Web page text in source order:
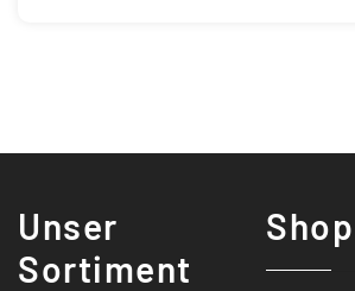
Unser
Sortiment
Shop